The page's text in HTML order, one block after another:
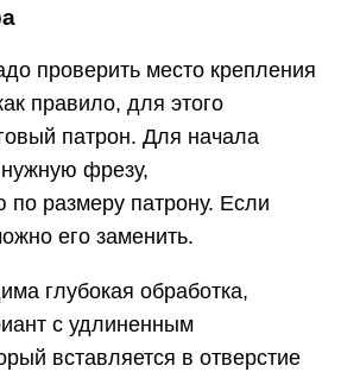
проверить место крепления
правило, для этого
патрон. Для начала
фрезу,
по размеру патрону. Если
его заменить.
глубокая обработка,
с удлиненным
вставляется в отверстие